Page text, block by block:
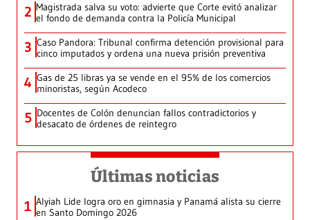
2 Magistrada salva su voto: advierte que Corte evitó analizar
el fondo de demanda contra la Policía Municipal
3 Caso Pandora: Tribunal confirma detención provisional para
cinco imputados y ordena una nueva prisión preventiva
4 Gas de 25 libras ya se vende en el 95% de los comercios
minoristas, según Acodeco
5 Docentes de Colón denuncian fallos contradictorios y
desacato de órdenes de reintegro
Últimas noticias
1 Alyiah Lide logra oro en gimnasia y Panamá alista su cierre
en Santo Domingo 2026